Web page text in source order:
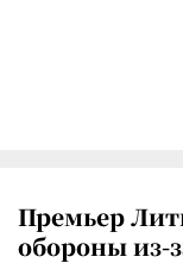
Премьер
обороны из-